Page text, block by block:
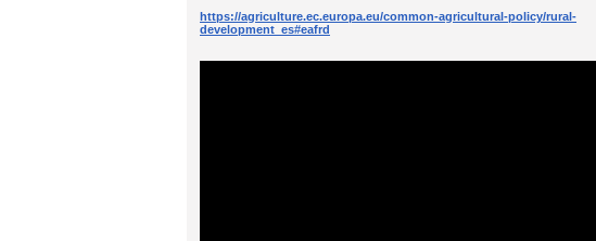
https://agriculture.ec.europa.eu/common-agricultural-policy/rural-
development_es#eafrd